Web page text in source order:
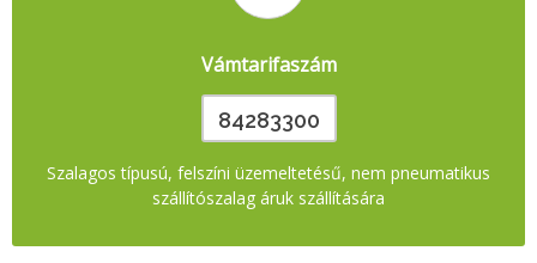
Vámtarifaszám
84283300
Szalagos típusú, felszíni üzemeltetésű, nem pneumatikus
szállítószalag áruk szállítására